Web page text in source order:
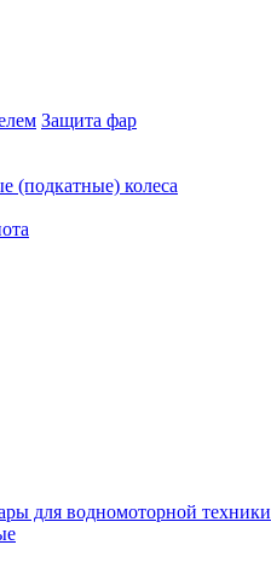
Защита фар
(подкатные) колеса
для водномоторной техники